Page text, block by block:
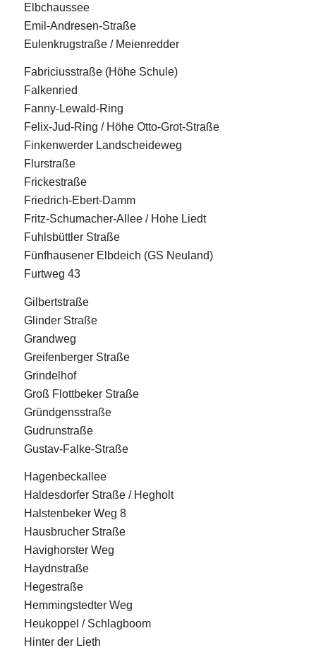
Elbchaussee
Emil-Andresen-Straße
Eulenkrugstraße / Meienredder
Fabriciusstraße (Höhe Schule)
Falkenried
Fanny-Lewald-Ring
Felix-Jud-Ring / Höhe Otto-Grot-Straße
Finkenwerder Landscheideweg
Flurstraße
Frickestraße
Friedrich-Ebert-Damm
Fritz-Schumacher-Allee / Hohe Liedt
Fuhlsbüttler Straße
Fünfhausener Elbdeich (GS Neuland)
Furtweg 43
Gilbertstraße
Glinder Straße
Grandweg
Greifenberger Straße
Grindelhof
Groß Flottbeker Straße
Gründgensstraße
Gudrunstraße
Gustav-Falke-Straße
Hagenbeckallee
Haldesdorfer Straße / Hegholt
Halstenbeker Weg 8
Hausbrucher Straße
Havighorster Weg
Haydnstraße
Hegestraße
Hemmingstedter Weg
Heukoppel / Schlagboom
Hinter der Lieth